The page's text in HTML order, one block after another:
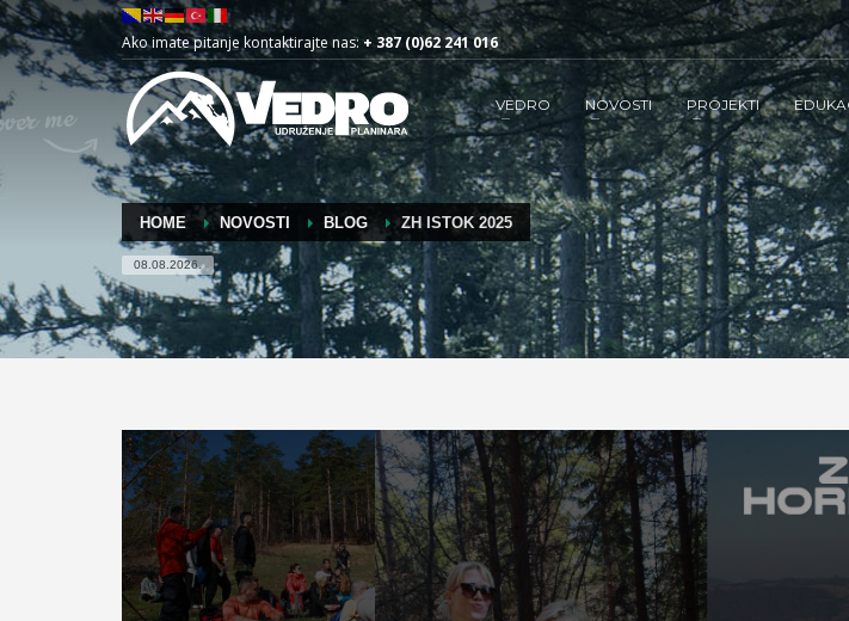
Ako imate pitanje kontaktirajte nas: + 387 (0)62 241 016
VEDRO NOVOSTI PROJEKTI
HOME NOVOSTI BLOG ZH ISTOK 2025
08.08.2026.